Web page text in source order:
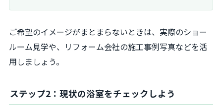
ご希望のイメージがまとまらないときは、実際のショー
ルーム見学や、リフォーム会社の施工事例写真などを活
用しましょう。
ステップ2：現状の浴室をチェックしよう